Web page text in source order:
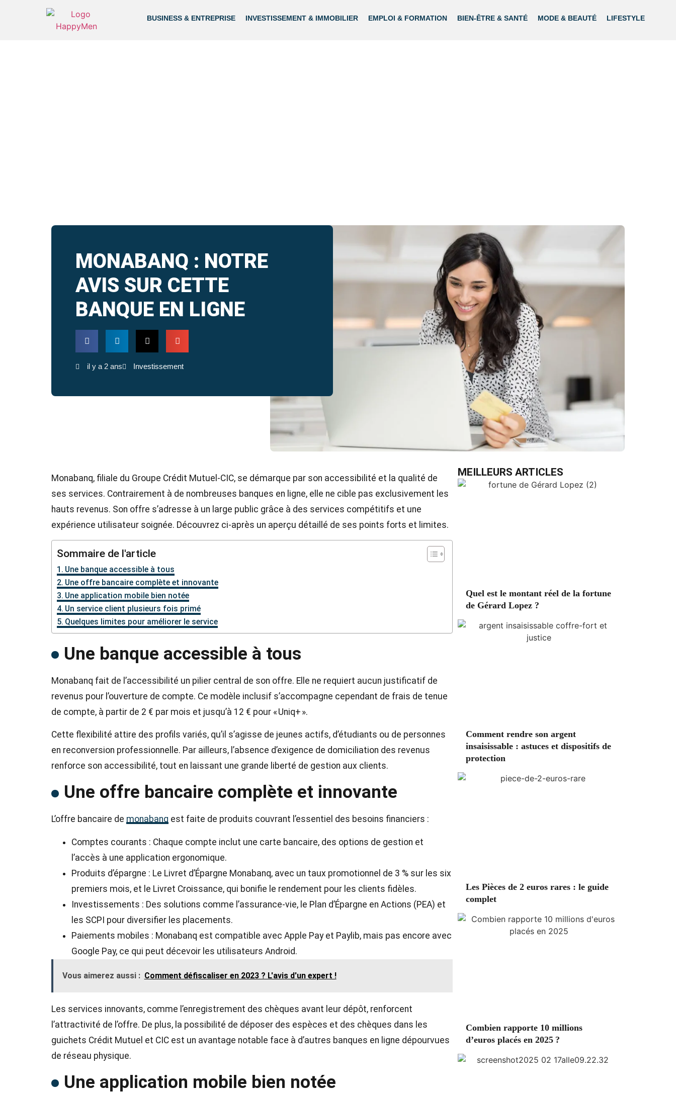
BUSINESS & ENTREPRISE INVESTISSEMENT & IMMOBILIER EMPLOI & FORMATION BIEN-ÊTRE & SANTÉ MODE & BEAUTÉ LIFESTYLE
MONABANQ : NOTRE
AVIS SUR CETTE
BANQUE EN LIGNE
il y a 2 ans Investissement
Monabanq, filiale du Groupe Crédit Mutuel-CIC, se démarque par son accessibilité et la qualité de
ses services. Contrairement à de nombreuses banques en ligne, elle ne cible pas exclusivement les
hauts revenus. Son offre s’adresse à un large public grâce à des services compétitifs et une
expérience utilisateur soignée. Découvrez ci-après un aperçu détaillé de ses points forts et limites.
Sommaire de l'article
Une banque accessible à tous
Une offre bancaire complète et innovante
Une application mobile bien notée
Un service client plusieurs fois primé
Quelques limites pour améliorer le service
Une banque accessible à tous
Monabanq fait de l’accessibilité un pilier central de son offre. Elle ne requiert aucun justificatif de
revenus pour l’ouverture de compte. Ce modèle inclusif s’accompagne cependant de frais de tenue
de compte, à partir de 2 € par mois et jusqu’à 12 € pour « Uniq+ ».
Cette flexibilité attire des profils variés, qu’il s’agisse de jeunes actifs, d’étudiants ou de personnes
en reconversion professionnelle. Par ailleurs, l’absence d’exigence de domiciliation des revenus
renforce son accessibilité, tout en laissant une grande liberté de gestion aux clients.
Une offre bancaire complète et innovante
L’offre bancaire de monabanq est faite de produits couvrant l’essentiel des besoins financiers :
Comptes courants : Chaque compte inclut une carte bancaire, des options de gestion et
l’accès à une application ergonomique.
Produits d’épargne : Le Livret d’Épargne Monabanq, avec un taux promotionnel de 3 % sur les six
premiers mois, et le Livret Croissance, qui bonifie le rendement pour les clients fidèles.
Investissements : Des solutions comme l’assurance-vie, le Plan d’Épargne en Actions (PEA) et
les SCPI pour diversifier les placements.
Paiements mobiles : Monabanq est compatible avec Apple Pay et Paylib, mais pas encore avec
Google Pay, ce qui peut décevoir les utilisateurs Android.
Vous aimerez aussi : Comment défiscaliser en 2023 ? L'avis d'un expert !
Les services innovants, comme l’enregistrement des chèques avant leur dépôt, renforcent
l’attractivité de l’offre. De plus, la possibilité de déposer des espèces et des chèques dans les
guichets Crédit Mutuel et CIC est un avantage notable face à d’autres banques en ligne dépourvues
de réseau physique​.
Une application mobile bien notée
MEILLEURS ARTICLES
Quel est le montant réel de la fortune
de Gérard Lopez ?
Comment rendre son argent
insaisissable : astuces et dispositifs de
protection
Les Pièces de 2 euros rares : le guide
complet
Combien rapporte 10 millions
d’euros placés en 2025 ?